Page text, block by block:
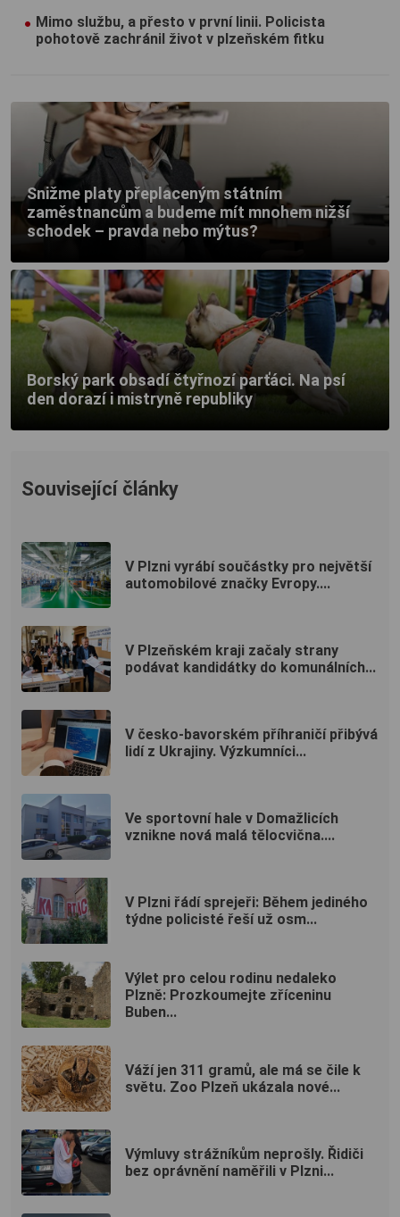
Mimo službu, a přesto v první linii. Policista
pohotově zachránil život v plzeňském fitku
Snižme platy přeplaceným státním
zaměstnancům a budeme mít mnohem nižší
schodek – pravda nebo mýtus?
Borský park obsadí čtyřnozí parťáci. Na psí
den dorazí i mistryně republiky
Související články
V Plzni vyrábí součástky pro největší
automobilové značky Evropy....
V Plzeňském kraji začaly strany
podávat kandidátky do komunálních...
V česko-bavorském příhraničí přibývá
lidí z Ukrajiny. Výzkumníci...
Ve sportovní hale v Domažlicích
vznikne nová malá tělocvična....
V Plzni řádí sprejeři: Během jediného
týdne policisté řeší už osm...
Výlet pro celou rodinu nedaleko
Plzně: Prozkoumejte zříceninu
Buben...
Váží jen 311 gramů, ale má se čile k
světu. Zoo Plzeň ukázala nové...
Výmluvy strážníkům neprošly. Řidiči
bez oprávnění naměřili v Plzni...